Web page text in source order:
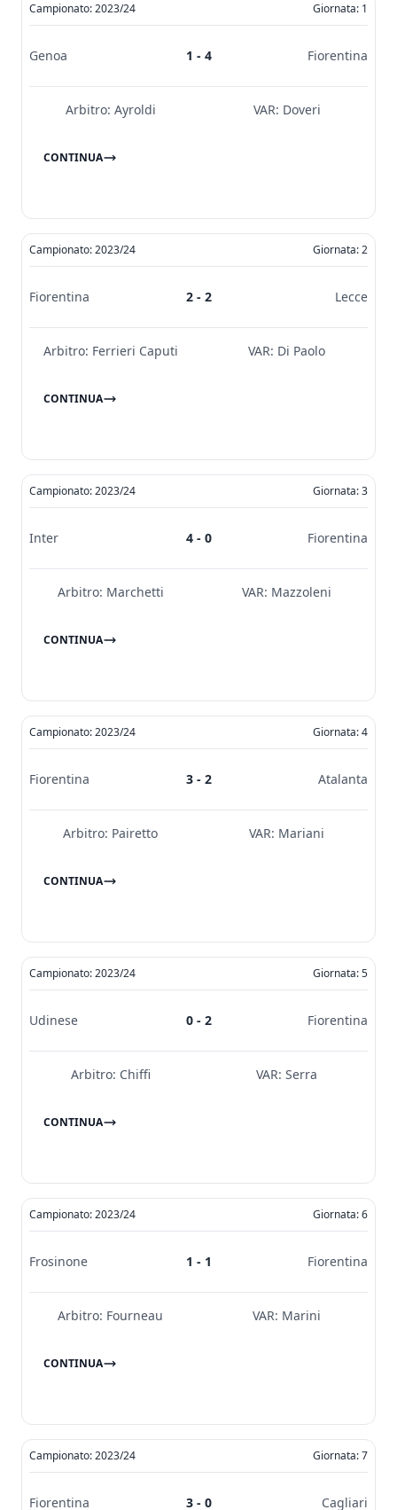
Campionato: 2023/24 Giornata: 1
Genoa 1 - 4 Fiorentina
Arbitro: Ayroldi VAR: Doveri
CONTINUA
Campionato: 2023/24 Giornata: 2
Fiorentina 2 - 2 Lecce
Arbitro: Ferrieri Caputi VAR: Di Paolo
CONTINUA
Campionato: 2023/24 Giornata: 3
Inter 4 - 0 Fiorentina
Arbitro: Marchetti VAR: Mazzoleni
CONTINUA
Campionato: 2023/24 Giornata: 4
Fiorentina 3 - 2 Atalanta
Arbitro: Pairetto VAR: Mariani
CONTINUA
Campionato: 2023/24 Giornata: 5
Udinese 0 - 2 Fiorentina
Arbitro: Chiffi VAR: Serra
CONTINUA
Campionato: 2023/24 Giornata: 6
Frosinone 1 - 1 Fiorentina
Arbitro: Fourneau VAR: Marini
CONTINUA
Campionato: 2023/24 Giornata: 7
Fiorentina 3 - 0 Cagliari